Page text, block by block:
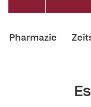
Pharmazie